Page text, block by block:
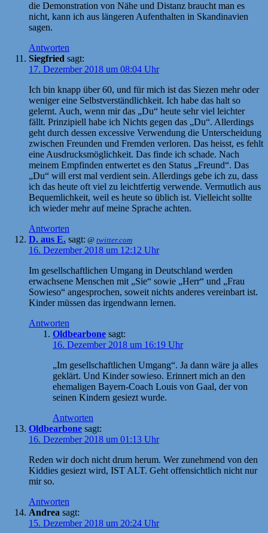
die Demonstration von Nähe und Distanz braucht man es
nicht, kann ich aus längeren Aufenthalten in Skandinavien
sagen.
Antworten
Siegfried sagt:
17. Dezember 2018 um 08:04 Uhr
Ich bin knapp über 60, und für mich ist das Siezen mehr oder
weniger eine Selbstverständlichkeit. Ich habe das halt so
gelernt. Auch, wenn mir das „Du“ heute sehr viel leichter
fällt. Prinzipiell habe ich Nichts gegen das „Du“. Allerdings
geht durch dessen excessive Verwendung die Unterscheidung
zwischen Freunden und Fremden verloren. Das heisst, es fehlt
eine Ausdrucksmöglichkeit. Das finde ich schade. Nach
meinem Empfinden entwertet es den Status „Freund“. Das
„Du“ will erst mal verdient sein. Allerdings gebe ich zu, dass
ich das heute oft viel zu leichtfertig verwende. Vermutlich aus
Bequemlichkeit, weil es heute so üblich ist. Vielleicht sollte
ich wieder mehr auf meine Sprache achten.
Antworten
D. aus E. sagt: @ twitter.com
16. Dezember 2018 um 12:12 Uhr
Im gesellschaftlichen Umgang in Deutschland werden
erwachsene Menschen mit „Sie“ sowie „Herr“ und „Frau
Sowieso“ angesprochen, soweit nichts anderes vereinbart ist.
Kinder müssen das irgendwann lernen.
Antworten
Oldbearbone sagt:
16. Dezember 2018 um 16:19 Uhr
„Im gesellschaftlichen Umgang“. Ja dann wäre ja alles
geklärt. Und Kinder sowieso. Erinnert mich an den
ehemaligen Bayern-Coach Louis von Gaal, der von
seinen Kindern gesiezt wurde.
Antworten
Oldbearbone sagt:
16. Dezember 2018 um 01:13 Uhr
Reden wir doch nicht drum herum. Wer zunehmend von den
Kiddies gesiezt wird, IST ALT. Geht offensichtlich nicht nur
mir so.
Antworten
Andrea sagt:
15. Dezember 2018 um 20:24 Uhr